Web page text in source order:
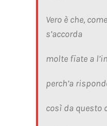
Vero è che,
s’accorda
molte fïate a
perch’a
così da questo